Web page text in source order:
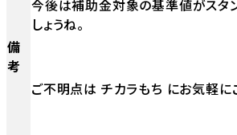
備
考
今後は補助金対象の基準値がスタ
しょうね。
ご不明点は チカラもち にお気軽に